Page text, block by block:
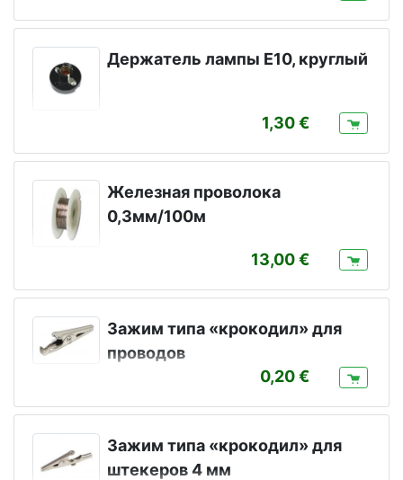
Держатель лампы E10, круглый
1,30
Железная проволока
0,3мм/100м
13,00
Зажим типа «крокодил» для
проводов
0,20
Зажим типа «крокодил» для
штекеров 4 мм